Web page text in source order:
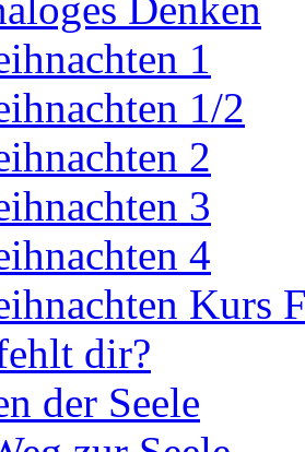
1
1/2
2
3
4
Kurs
dir?
der Seele